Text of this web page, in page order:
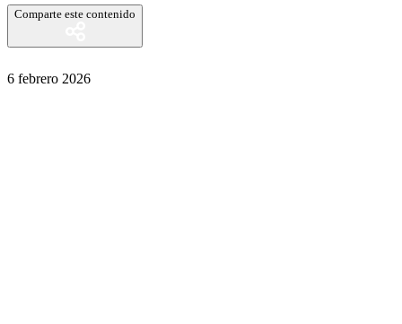
Comparte este contenido
6 febrero 2026